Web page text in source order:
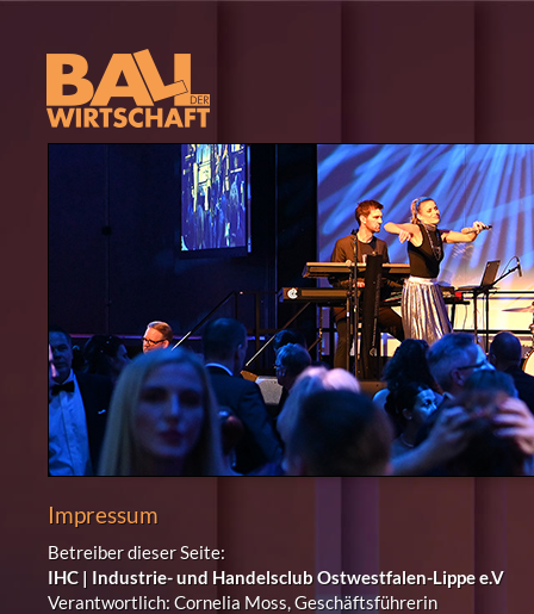
Impressum
Betreiber dieser Seite:
IHC | Industrie- und Handelsclub Ostwestfalen-Lippe e.V
Verantwortlich: Cornelia Moss, Geschäftsführerin